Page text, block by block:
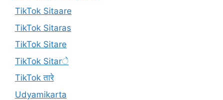
TikTok Sitaare
TikTok Sitaras
TikTok Sitare
TikTok Sitarे
TikTok तारे
Udyamikarta